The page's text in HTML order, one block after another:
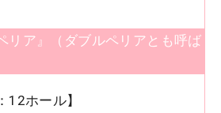
リア』（ダブルペリアとも呼ば
12ホール】